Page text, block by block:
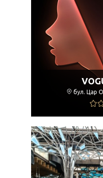
бул. Цар